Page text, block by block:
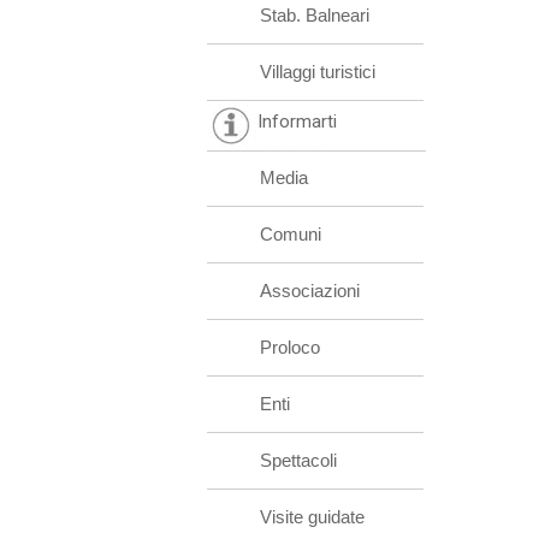
Stab. Balneari
Villaggi turistici
Informarti
Media
Comuni
Associazioni
Proloco
Enti
Spettacoli
Visite guidate